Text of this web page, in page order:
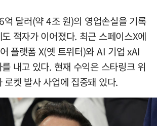
억 달러(약 4조 원)의 영업손실을 기록
적자가 이어졌다. 최근 스페이스X에
플랫폼 X(옛 트위터)와 AI 기업 xAI
내고 있다. 현재 수익은 스타링크 위
로켓 발사 사업에 집중돼 있다.